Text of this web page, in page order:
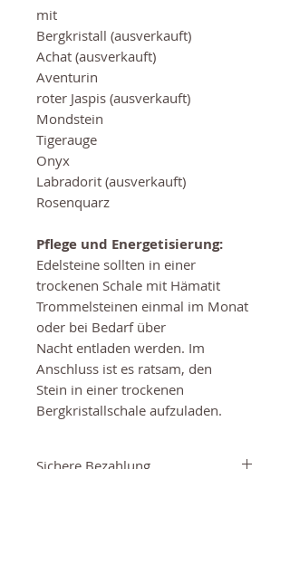
mit
Bergkristall (ausverkauft)
Achat (ausverkauft)
Aventurin
roter Jaspis (ausverkauft)
Mondstein
Tigerauge
Onyx
Labradorit (ausverkauft)
Rosenquarz
Pflege und Energetisierung:
Edelsteine sollten in einer
trockenen Schale mit Hämatit
Trommelsteinen einmal im Monat
oder bei Bedarf über
Nacht entladen werden. Im
Anschluss ist es ratsam, den
Stein in einer trockenen
Bergkristallschale aufzuladen.
Sichere Bezahlung